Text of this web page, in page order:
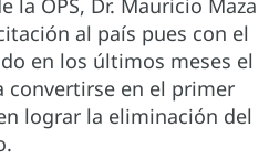
la OPS, Dr. Mauricio Maza
al país pues con el
en los últimos meses el
convertirse en el primer
lograr la eliminación del